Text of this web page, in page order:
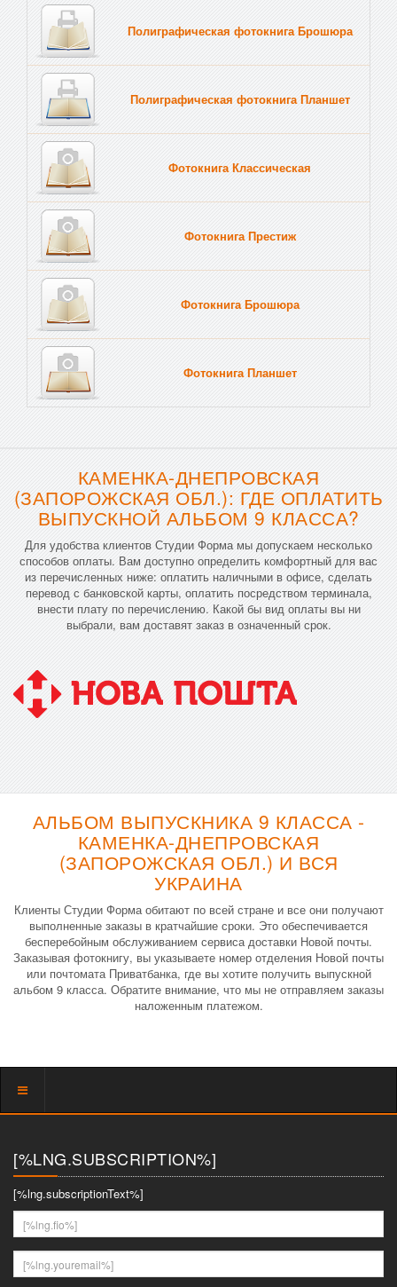
Полиграфическая фотокнига Брошюра
Полиграфическая фотокнига Планшет
Фотокнига Классическая
Фотокнига Престиж
Фотокнига Брошюра
Фотокнига Планшет
КАМЕНКА-ДНЕПРОВСКАЯ
(ЗАПОРОЖСКАЯ ОБЛ.): ГДЕ ОПЛАТИТЬ
ВЫПУСКНОЙ АЛЬБОМ 9 КЛАССА?
Для удобства клиентов Студии Форма мы допускаем несколько
способов оплаты. Вам доступно определить комфортный для вас
из перечисленных ниже: оплатить наличными в офисе, сделать
перевод с банковской карты, оплатить посредством терминала,
внести плату по перечислению. Какой бы вид оплаты вы ни
выбрали, вам доставят заказ в означенный срок.
АЛЬБОМ ВЫПУСКНИКА 9 КЛАССА -
КАМЕНКА-ДНЕПРОВСКАЯ
(ЗАПОРОЖСКАЯ ОБЛ.) И ВСЯ
УКРАИНА
Клиенты Студии Форма обитают по всей стране и все они получают
выполненные заказы в кратчайшие сроки. Это обеспечивается
бесперебойным обслуживанием сервиса доставки Новой почты.
Заказывая фотокнигу, вы указываете номер отделения Новой почты
или почтомата Приватбанка, где вы хотите получить выпускной
альбом 9 класса. Обратите внимание, что мы не отправляем заказы
наложенным платежом.
Показать
[%LNG.SUBSCRIPTION%]
[%lng.subscriptionText%]
[%lng.fio%]
[%lng.youremail%]